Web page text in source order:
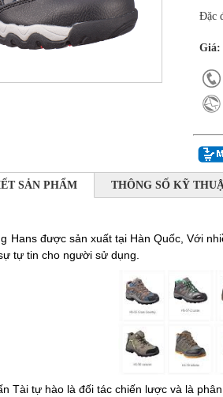
Đặc
Giá:
SẢN PHẨM THÔNG SỐ KỸ
Hans được sản xuất tại Hàn Quốc, Với
tự tin cho người sử dụng.
Tài tự hào là đối tác chiến lược và là